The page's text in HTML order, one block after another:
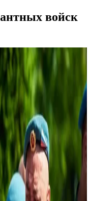
войск